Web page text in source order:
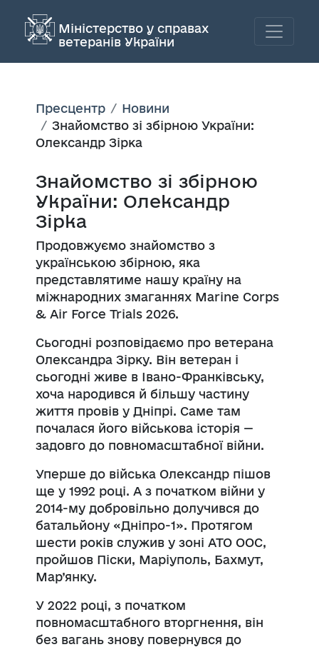
Міністерство у справах
ветеранів України
Пресцентр
Новини
Знайомство зі збірною України:
Олександр Зірка
Знайомство зі збірною
України: Олександр
Зірка
Продовжуємо знайомство з
українською збірною, яка
представлятиме нашу країну на
міжнародних змаганнях Marine Corps
& Air Force Trials 2026.
Сьогодні розповідаємо про ветерана
Олександра Зірку. Він ветеран і
сьогодні живе в Івано-Франківську,
хоча народився й більшу частину
життя провів у Дніпрі. Саме там
почалася його військова історія —
задовго до повномасштабної війни.
Уперше до війська Олександр пішов
ще у 1992 році. А з початком війни у
2014-му добровільно долучився до
батальйону «Дніпро-1». Протягом
шести років служив у зоні АТО ООС,
пройшов Піски, Маріуполь, Бахмут,
Мар’янку.
У 2022 році, з початком
повномасштабного вторгнення, він
без вагань знову повернувся до